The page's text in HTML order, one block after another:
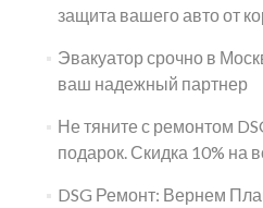
защита вашего авто от
Эвакуатор срочно в
ваш надежный партнер
Не тяните с ремонтом
подарок. Скидка 10% на
DSG Ремонт: Вернем